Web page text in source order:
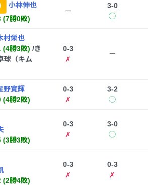
小林伸也
(7勝0敗)
ー
3-0
◯
村栄也
(4勝3敗) /き
球（キム
0-3
✗
ー
野寛輝
(4勝2敗)
0-3
✗
3-2
◯
(3勝3敗)
0-3
✗
3-0
◯
(2勝4敗)
0-3
✗
0-3
✗